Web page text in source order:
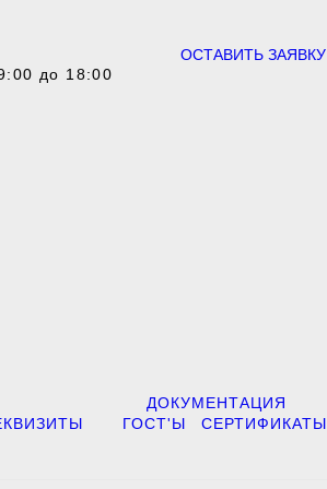
до 18:00
ОСТАВИТЬ ЗАЯВКУ
ДОКУМЕНТАЦИЯ
ГОСТ'Ы
СЕРТИФИКАТЫ